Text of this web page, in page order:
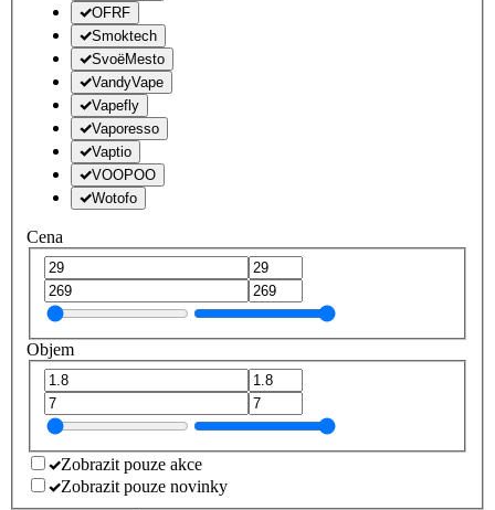
OFRF
Smoktech
SvoëMesto
VandyVape
Vapefly
Vaporesso
Vaptio
VOOPOO
Wotofo
Cena
Objem
Zobrazit pouze akce
Zobrazit pouze novinky